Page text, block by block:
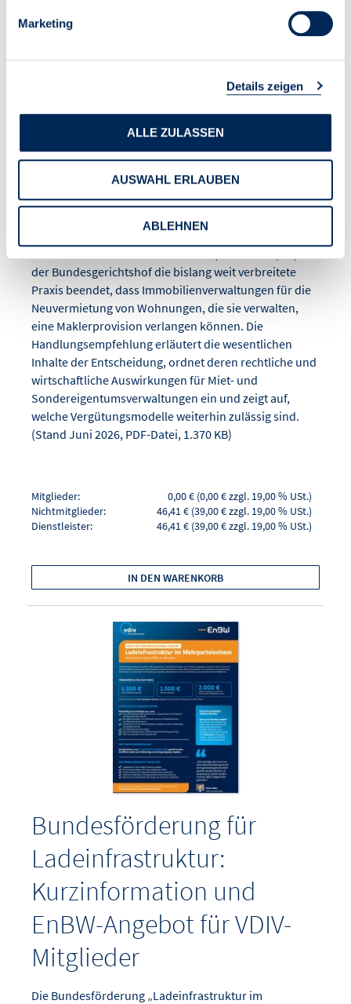
Marketing
Details zeigen
ALLE ZULASSEN
AUSWAHL ERLAUBEN
ABLEHNEN
VDIV-
BGH zur Neuvermietung
verwalteter Wohnungen:
Grenzen der
Maklerprovision für
Hausverwaltungen
der Bundesgerichtshof die bislang weit verbreitete
Praxis beendet, dass Immobilienverwaltungen für die
Neuvermietung von Wohnungen, die sie verwalten,
eine Maklerprovision verlangen können. Die
Handlungsempfehlung erläutert die wesentlichen
Inhalte der Entscheidung, ordnet deren rechtliche und
wirtschaftliche Auswirkungen für Miet- und
Sondereigentumsverwaltungen ein und zeigt auf,
welche Vergütungsmodelle weiterhin zulässig sind.
(Stand Juni 2026, PDF-Datei, 1.370 KB)
Mitglieder:
0,00 € (0,00 € zzgl. 19,00 % USt.)
Nichtmitglieder:
46,41 € (39,00 € zzgl. 19,00 % USt.)
Dienstleister:
46,41 € (39,00 € zzgl. 19,00 % USt.)
IN DEN WARENKORB
Bundesförderung für
Ladeinfrastruktur:
Kurzinformation und
EnBW-Angebot für VDIV-
Mitglieder
Die Bundesförderung „Ladeinfrastruktur im